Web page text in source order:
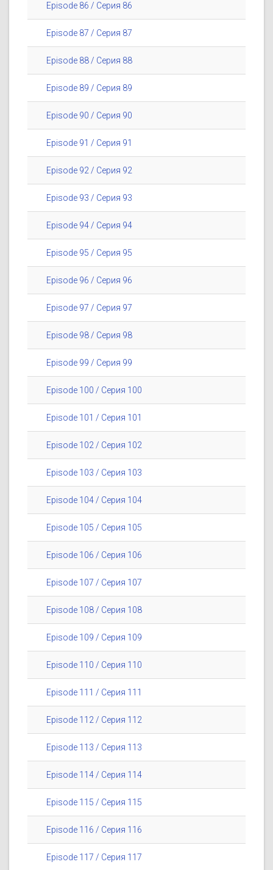
Episode 86 / Серия 86
Episode 87 / Серия 87
Episode 88 / Серия 88
Episode 89 / Серия 89
Episode 90 / Серия 90
Episode 91 / Серия 91
Episode 92 / Серия 92
Episode 93 / Серия 93
Episode 94 / Серия 94
Episode 95 / Серия 95
Episode 96 / Серия 96
Episode 97 / Серия 97
Episode 98 / Серия 98
Episode 99 / Серия 99
Episode 100 / Серия 100
Episode 101 / Серия 101
Episode 102 / Серия 102
Episode 103 / Серия 103
Episode 104 / Серия 104
Episode 105 / Серия 105
Episode 106 / Серия 106
Episode 107 / Серия 107
Episode 108 / Серия 108
Episode 109 / Серия 109
Episode 110 / Серия 110
Episode 111 / Серия 111
Episode 112 / Серия 112
Episode 113 / Серия 113
Episode 114 / Серия 114
Episode 115 / Серия 115
Episode 116 / Серия 116
Episode 117 / Серия 117